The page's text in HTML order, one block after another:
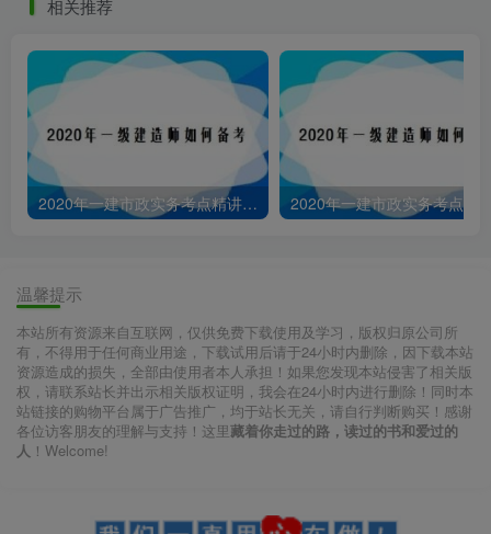
相关推荐
2020年一建市政实务考点精讲：价值工程与挣值法
温馨提示
本站所有资源来自互联网，仅供免费下载使用及学习，版权归原公司所
有，不得用于任何商业用途，下载试用后请于24小时内删除，因下载本站
资源造成的损失，全部由使用者本人承担！如果您发现本站侵害了相关版
权，请联系站长并出示相关版权证明，我会在24小时内进行删除！同时本
站链接的购物平台属于广告推广，均于站长无关，请自行判断购买！感谢
各位访客朋友的理解与支持！这里藏着你走过的路，读过的书和爱过的
人 ！Welcome!